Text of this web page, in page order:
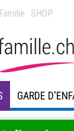
SHOP
GARDE